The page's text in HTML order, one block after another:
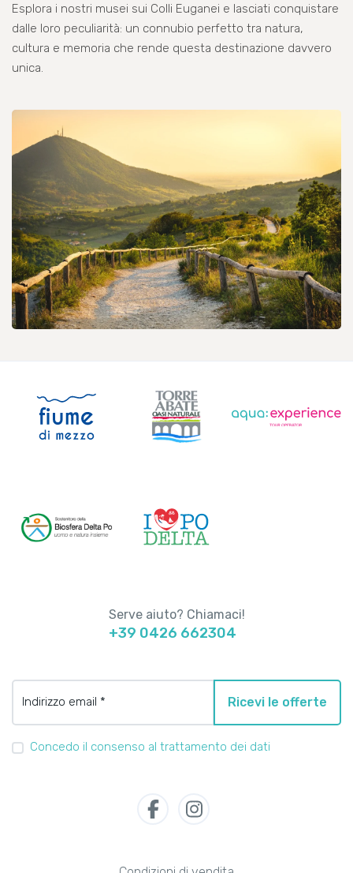
Esplora i nostri musei sui Colli Euganei e lasciati conquistare
dalle loro peculiarità: un connubio perfetto tra natura,
cultura e memoria che rende questa destinazione davvero
unica.
Serve aiuto? Chiamaci!
+39 0426 662304
Indirizzo email * Ricevi le offerte
Concedo il consenso al trattamento dei dati